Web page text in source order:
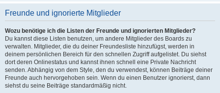
Freunde und ignorierte Mitglieder
Wozu benötige ich die Listen der Freunde und ignorierten Mitglieder?
Du kannst diese Listen benutzen, um andere Mitglieder des Boards zu
verwalten. Mitglieder, die du deiner Freundesliste hinzufügst, werden in
deinem persönlichen Bereich für den schnellen Zugriff aufgelistet. Du siehst
dort deren Onlinestatus und kannst ihnen schnell eine Private Nachricht
senden. Abhängig von dem Style, den du verwendest, können Beiträge deiner
Freunde auch hervorgehoben sein. Wenn du einen Benutzer ignorierst, dann
siehst du seine Beiträge standardmäßig nicht.